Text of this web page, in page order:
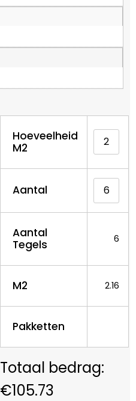
Hoeveelheid
M2
Aantal
Aantal
Tegels
6
M2 2.16
Pakketten
€105.73